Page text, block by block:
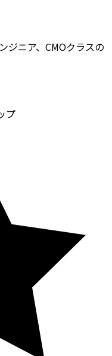
ジニア、CMOクラスの
プ